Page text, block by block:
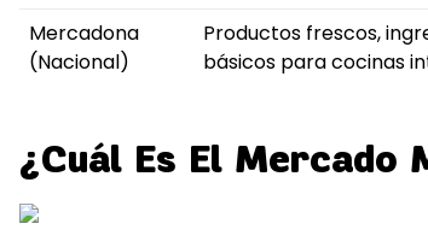
Mercadona
(Nacional)
Productos frescos,
básicos para cocinas
¿Cuál Es El Mercado